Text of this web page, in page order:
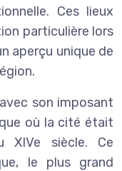
Ces lieux
particulière lors
aperçu unique de
son imposant
où la cité était
siècle. Ce
le plus grand